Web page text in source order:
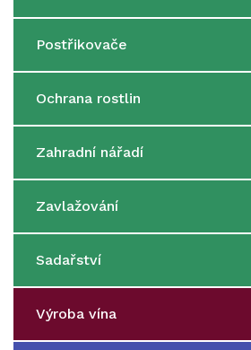
Postřikovače
Ochrana rostlin
Zahradní nářadí
Zavlažování
Sadařství
Výroba vína